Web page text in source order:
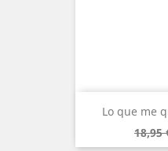
Lo que me
base
18,95